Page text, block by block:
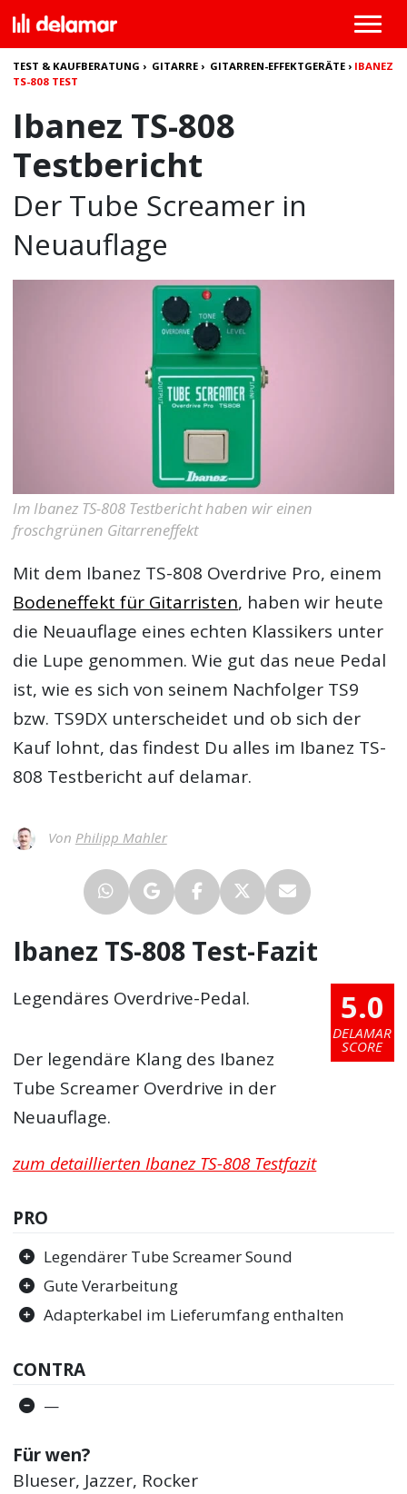
TEST & KAUFBERATUNG › GITARRE › GITARREN-EFFEKTGERÄTE › IBANEZ
TS-808 TEST
Ibanez TS-808
Testbericht
Der Tube Screamer in
Neuauflage
Im Ibanez TS-808 Testbericht haben wir einen
froschgrünen Gitarreneffekt
Mit dem Ibanez TS-808 Overdrive Pro, einem
Bodeneffekt für Gitarristen, haben wir heute
die Neuauflage eines echten Klassikers unter
die Lupe genommen. Wie gut das neue Pedal
ist, wie es sich von seinem Nachfolger TS9
bzw. TS9DX unterscheidet und ob sich der
Kauf lohnt, das findest Du alles im Ibanez TS-
808 Testbericht auf delamar.
Von Philipp Mahler
Ibanez TS-808 Test-Fazit
5.0
DELAMAR
SCORE
Legendäres Overdrive-Pedal.
Der legendäre Klang des Ibanez
Tube Screamer Overdrive in der
Neuauflage.
zum detaillierten Ibanez TS-808 Testfazit
PRO
Legendärer Tube Screamer Sound
Gute Verarbeitung
Adapterkabel im Lieferumfang enthalten
CONTRA
—
Für wen?
Blueser, Jazzer, Rocker